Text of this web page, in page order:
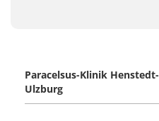
Paracelsus-Klinik Henstedt-
Ulzburg